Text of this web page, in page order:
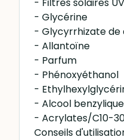
- Glycérine
- Glycyrrhizate de
- Allantoïne
- Parfum
- Phénoxyéthanol
-
- Alcool benzylique
- Acrylates/C10-
Conseils